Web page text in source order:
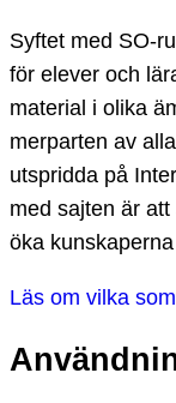
Syftet med SO-
för elever och
material i olika
merparten av
utspridda på
med sajten är
öka
Läs om vilka